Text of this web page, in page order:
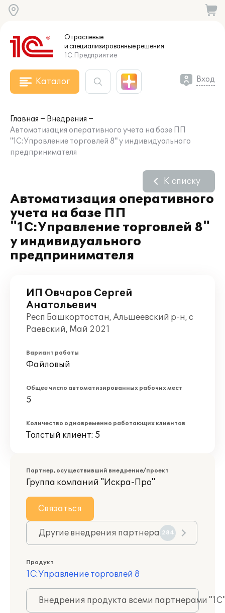
Отраслевые
и специализированныерешения
1С:Предприятие
Каталог Вход
Главная
Внедрения
Автоматизация оперативного учета на базе ПП
"1С:Управление торговлей 8" у индивидуального
предпринимателя
Автоматизация оперативного
учета на базе ПП
"1С:Управление торговлей 8"
у индивидуального
предпринимателя
К списку
ИП Овчаров Сергей
Анатольевич
Респ Башкортостан, Альшеевский р-н, с
Раевский, Май 2021
Вариант работы
Файловый
Общее число автоматизированных рабочих мест
5
Количество одновременно работающих клиентов
Толстый клиент: 5
Партнер, осуществивший внедрение/проект
Группа компаний "Искра-Про"
Связаться
Другие внедрения партнера 284
Продукт
1С:Управление торговлей 8
Внедрения продукта всеми партнерами